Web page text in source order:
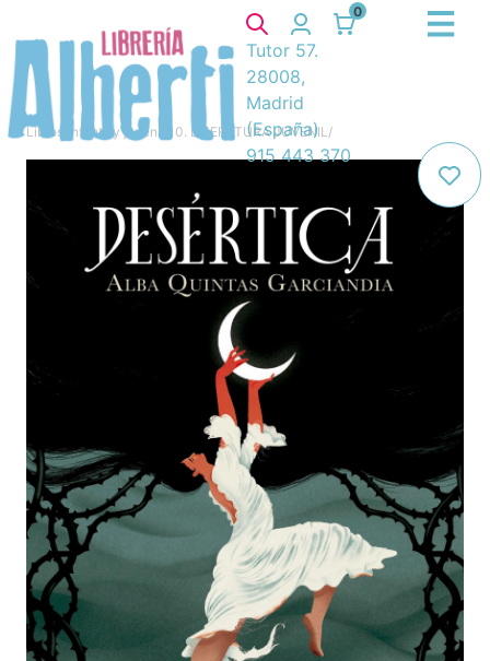
0
Tutor 57.
28008,
Madrid
(España)
915 443 370
Libros Infantil y juvenil 10. LITERATURA JUVENIL/